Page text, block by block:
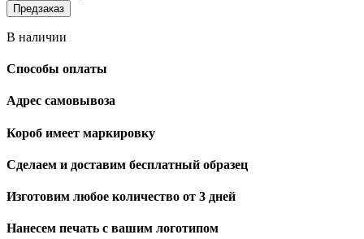
Предзаказ
В наличии
Способы оплаты
Адрес самовывоза
Короб имеет маркировку
Сделаем и доставим бесплатный образец
Изготовим любое количество от 3 дней
Нанесем печать с вашим логотипом